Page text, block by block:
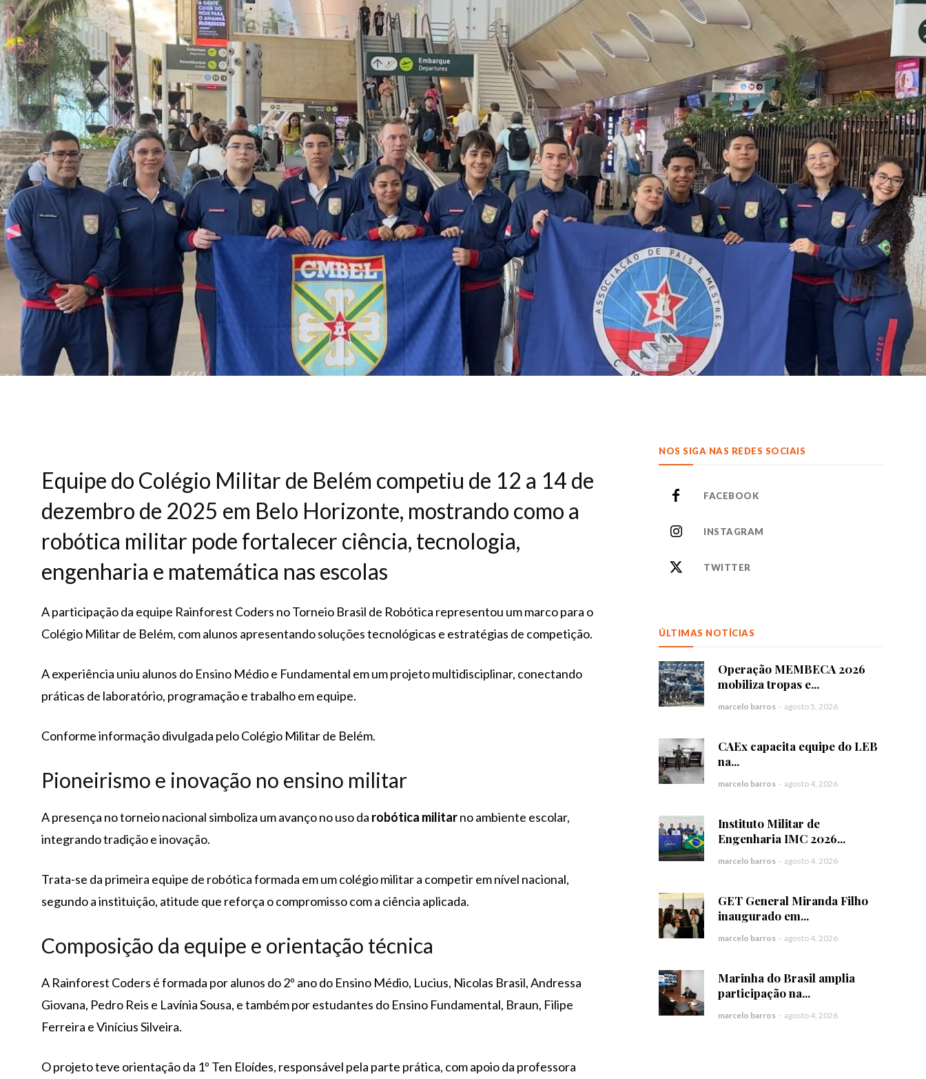
Equipe do Colégio Militar de Belém competiu de 12 a 14 de
dezembro de 2025 em Belo Horizonte, mostrando como a
robótica militar pode fortalecer ciência, tecnologia,
engenharia e matemática nas escolas
A participação da equipe Rainforest Coders no Torneio Brasil de Robótica representou um marco para o
Colégio Militar de Belém, com alunos apresentando soluções tecnológicas e estratégias de competição.
A experiência uniu alunos do Ensino Médio e Fundamental em um projeto multidisciplinar, conectando
práticas de laboratório, programação e trabalho em equipe.
Conforme informação divulgada pelo Colégio Militar de Belém.
Pioneirismo e inovação no ensino militar
A presença no torneio nacional simboliza um avanço no uso da robótica militarno ambiente escolar,
integrando tradição e inovação.
Trata-se da primeira equipe de robótica formada em um colégio militar a competir em nível nacional,
segundo a instituição, atitude que reforça o compromisso com a ciência aplicada.
Composição da equipe e orientação técnica
A Rainforest Coders é formada por alunos do 2º ano do Ensino Médio, Lucius, Nicolas Brasil, Andressa
Giovana, Pedro Reis e Lavínia Sousa, e também por estudantes do Ensino Fundamental, Braun, Filipe
Ferreira e Vinícius Silveira.
O projeto teve orientação da 1º Ten Eloídes, responsável pela parte prática, com apoio da professora
NOS SIGA NAS REDES SOCIAIS
FACEBOOK
INSTAGRAM
TWITTER
ÚLTIMAS NOTÍCIAS
Operação MEMBECA 2026
mobiliza tropas e...
marcelo barros - agosto 5, 2026
CAEx capacita equipe do LEB
na...
marcelo barros - agosto 4, 2026
Instituto Militar de
Engenharia IMC 2026...
marcelo barros - agosto 4, 2026
GET General Miranda Filho
inaugurado em...
marcelo barros - agosto 4, 2026
Marinha do Brasil amplia
participação na...
marcelo barros - agosto 4, 2026